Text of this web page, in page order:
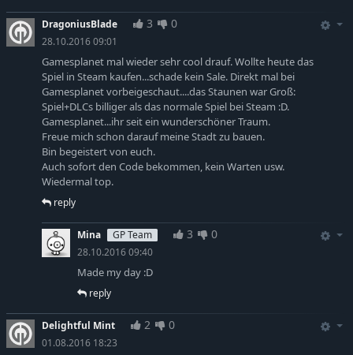
DragoniusBlade 3 0
28.10.2016 09:01
Gamesplanet mal wieder sehr cool drauf. Wollte heute das
Spiel in Steam kaufen...schade kein Sale. Direkt mal bei
Gamesplanet vorbeigeschaut....das Staunen war Groß:
Spiel+DLCs billiger als das normale Spiel bei Steam :D.
Gamesplanet...ihr seit ein wunderschöner Traum.
Freue mich schon darauf meine Stadt zu bauen.
Bin begeistert von euch.
Auch sofort den Code bekommen, kein Warten usw.
Wiedermal top.
reply
Mina GP Team 3 0
28.10.2016 09:40
Made my day :D
reply
Delightful Mint 2 0
01.08.2016 18:23